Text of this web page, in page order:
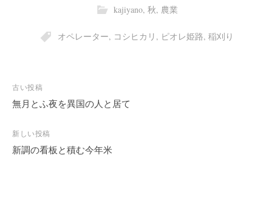
kajiyano, 秋, 農業
オペレーター, コシヒカリ , ピオレ姫路, 稲刈り
投
稿
ビ
ゲ
古い投稿
無月とふ夜を異国の人と居て
新しい投稿
新調の看板と積む今年米